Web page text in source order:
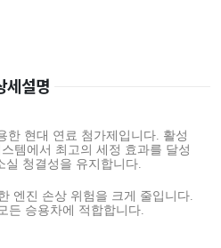
세설명
한 현대 연료 첨가제입니다. 활성
템에서 최고의 세정 효과를 달성
청결성을 유지합니다.
엔진 손상 위험을 크게 줄입니다.
든 승용차에 적합합니다.